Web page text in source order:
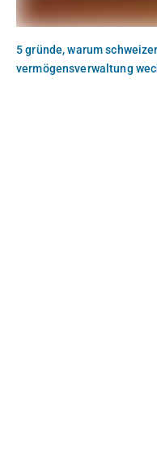
5 gründe, warum
vermögensverwaltung